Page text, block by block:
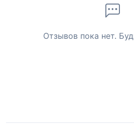
Отзывов пока нет.